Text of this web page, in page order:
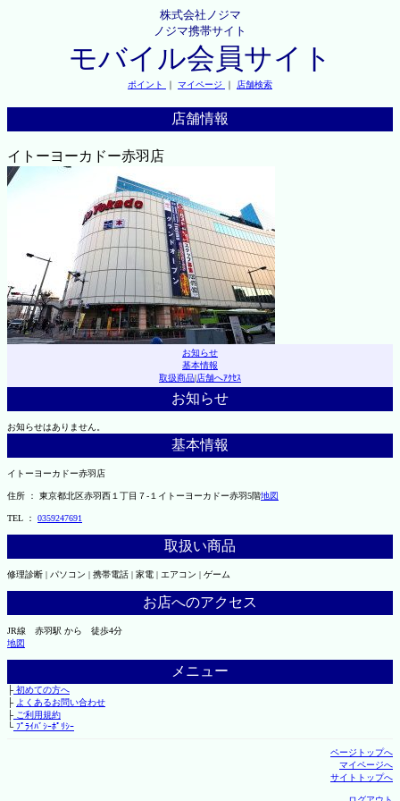
株式会社ノジマ
ノジマ携帯サイト
モバイル会員サイト
ポイント ｜ マイページ ｜ 店舗検索
店舗情報
イトーヨーカドー赤羽店
お知らせ
基本情報
取扱商品|店舗へｱｸｾｽ
お知らせ
お知らせはありません。
基本情報
イトーヨーカドー赤羽店
住所 ： 東京都北区赤羽西１丁目７-１イトーヨーカドー赤羽5階地図
TEL ： 0359247691
取扱い商品
修理診断 | パソコン | 携帯電話 | 家電 | エアコン | ゲーム
お店へのアクセス
JR線 赤羽駅 から 徒歩4分
地図
メニュー
├初めての方へ
├ よくあるお問い合わせ
├ご利用規約
└ﾌﾟﾗｲﾊﾞｼｰﾎﾟﾘｼｰ
ページトップへ
マイページへ
サイトトップへ